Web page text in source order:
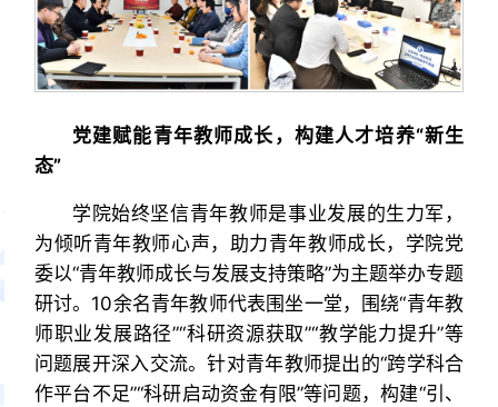
党建赋能青年教师成长， 构建人才培养“新生
态”
学院始终坚信青年教师是事业发展的生力军，
为倾听青年教师心声，助力青年教师成长，学院党
委以“青年教师成长与发展支持策略”为主题举办专题
研讨。10余名青年教师代表围坐一堂，围绕“青年教
师职业发展路径”“科研资源获取”“教学能力提升”等
问题展开深入交流。针对青年教师提出的“跨学科合
作平台不足”“科研启动资金有限”等问题，构建“引、